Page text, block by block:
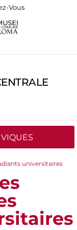
Vous
universitaires